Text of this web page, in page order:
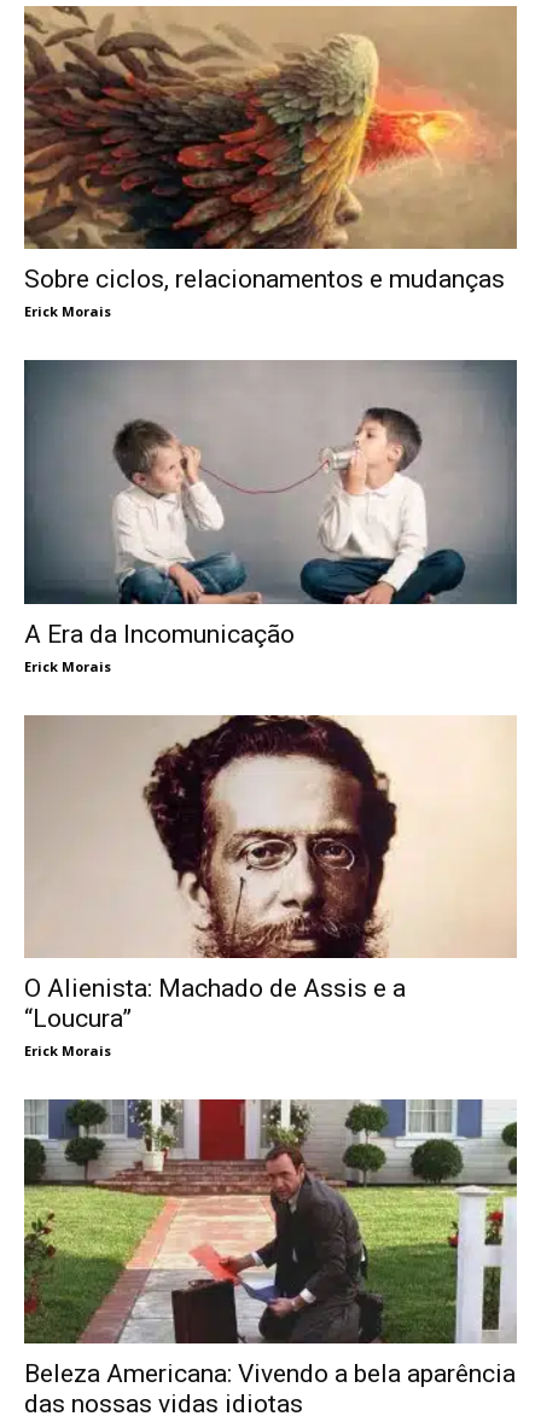
Sobre ciclos, relacionamentos e mudanças
Erick Morais
A Era da Incomunicação
Erick Morais
O Alienista: Machado de Assis e a
“Loucura”
Erick Morais
Beleza Americana: Vivendo a bela aparência
das nossas vidas idiotas